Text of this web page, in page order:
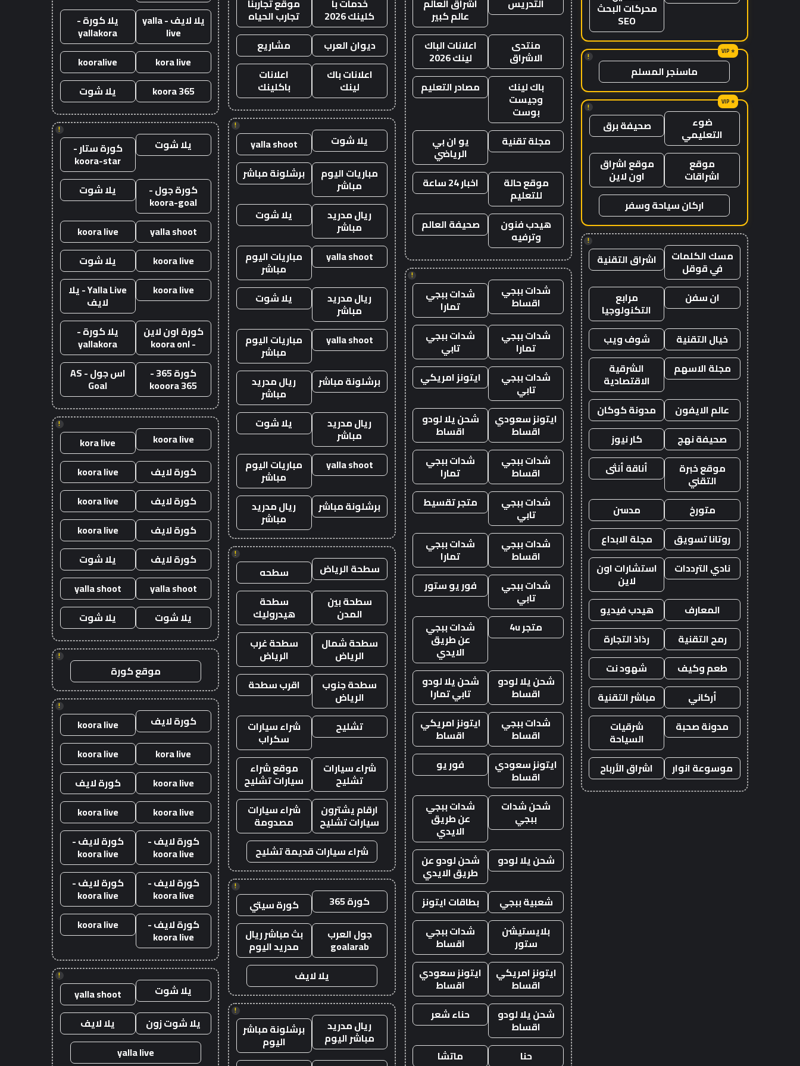
محركات البحث
SEO
!
ماسنجر المسلم
!
ضوء
التعليمي صحيفة برق
موقع
اشراقات
موقع اشراق
اون لاين
اركان سياحة وسفر
!
مسك الكلمات
في قوقل اشراق التقنية
ان سفن مرابع
التكنولوجيا
خيال التقنية
شوف ويب
مجلة الاسهم
الشرقية
الاقتصادية
عالم الايفون
مدونة كوكان
صحيفة نهج
كار نيوز
موقع خبرة
التقني
أناقة أنثى
متورخ
مدسن
روتانا تسويق
مجلة الابداع
نادي الترددات
استشارات اون
لاين
المعارف
هيدب فيديو
رمح التقنية
رذاذ التجارة
طعم وكيف
شهود نت
أركاني
مباشر التقنية
مدونة صحبة
شرقيات
السياحة
موسوعة انوار
اشراق الأرباح
عالم كبير
منتدى
الاشراق
اعلانات الباك
لينك 2026
باك لينك
وجيست
بوست
مصادر التعليم
مجلة تقنية يو ان بي
الرياضي
موقع حالة
للتعليم
اخبار 24 ساعة
هيدب فنون
وترفيه
صحيفة العالم
!
شدات ببجي
اقساط شدات ببجي
تمارا
شدات ببجي
تمارا
شدات ببجي
تابي
شدات ببجي
تابي
ايتونز امريكي
ايتونز سعودي
اقساط
شحن يلا لودو
اقساط
شدات ببجي
اقساط
شدات ببجي
تمارا
شدات ببجي
تابي
متجر تقسيط
شدات ببجي
اقساط
شدات ببجي
تمارا
شدات ببجي
تابي
فور يو ستور
متجر 4u شدات ببجي
عن طريق
الايدي
شحن يلا لودو
اقساط
شحن يلا لودو
تابي تمارا
شدات ببجي
اقساط
ايتونز امريكي
اقساط
ايتونز سعودي
اقساط
فور يو
شحن شدات
ببجي
شدات ببجي
عن طريق
الايدي
شحن يلا لودو
شحن لودو عن
طريق الايدي
شعبية ببجي
بطاقات ايتونز
بلايستيشن
ستور
شدات ببجي
اقساط
ايتونز امريكي
اقساط
ايتونز سعودي
اقساط
شحن يلا لودو
اقساط
حناء شعر
حنا ماتشا
كلينك 2026
تجارب الحياه
ديوان العرب
مشاريع
اعلانات باك
لينك
اعلانات
باكلينك
!
يلا شوت
yalla shoot
مباريات اليوم
مباشر
برشلونة مباشر
ريال مدريد
مباشر
يلا شوت
yalla shoot مباريات اليوم
مباشر
ريال مدريد
مباشر
يلا شوت
yalla shoot مباريات اليوم
مباشر
برشلونة مباشر
ريال مدريد
مباشر
ريال مدريد
مباشر
يلا شوت
yalla shoot مباريات اليوم
مباشر
برشلونة مباشر
ريال مدريد
مباشر
!
سطحة الرياض
سطحه
سطحة بين
المدن
سطحة
هيدروليك
سطحة شمال
الرياض
سطحة غرب
الرياض
سطحة جنوب
الرياض
اقرب سطحة
تشليح شراء سيارات
سكراب
شراء سيارات
تشليح
موقع شراء
سيارات تشليح
ارقام يشترون
سيارات تشليح
شراء سيارات
مصدومة
شراء سيارات قديمة تشليح
!
كورة 365
كورة سيتي
جول العرب
goalarab
بث مباشر ريال
مدريد اليوم
يلا لايف
!
ريال مدريد
مباشر اليوم برشلونة مباشر
اليوم
يلا لايف - yalla
live
يلا كورة -
yallakora
kora live
kooralive
koora 365
يلا شوت
!
يلا شوت كورة ستار -
koora-star
كورة جول -
koora-goal
يلا شوت
yalla shoot
koora live
koora live
يلا شوت
koora live
Yalla Live - يلا
لايف
كورة اون لاين
- koora onl
يلا كورة -
yallakora
كورة 365 -
kooora 365
اس جول - AS
Goal
!
koora live
kora live
كورة لايف
koora live
كورة لايف
koora live
كورة لايف
koora live
كورة لايف
يلا شوت
yalla shoot
yalla shoot
يلا شوت
يلا شوت
!
موقع كورة
!
كورة لايف
koora live
kora live
koora live
koora live
كورة لايف
koora live
koora live
كورة لايف -
koora live
كورة لايف -
koora live
كورة لايف -
koora live
كورة لايف -
koora live
كورة لايف -
koora live
koora live
!
يلا شوت
yalla shoot
يلا شوت زون
يلا لايف
yalla live